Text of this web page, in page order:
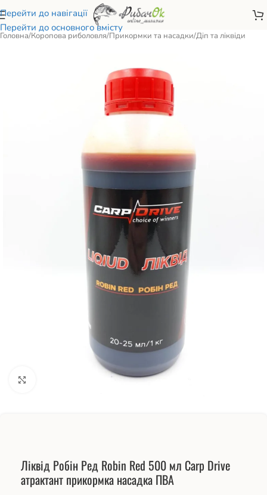
Перейти до навігації
Перейти до основного вмісту
Головна/Коропова риболовля/Прикормки та насадки/Діп та ліквіди
Натисніть, щоб збільшити
Ліквід Робін Ред Robin Red 500 мл Carp Drive
атрактант прикормка насадка ПВА